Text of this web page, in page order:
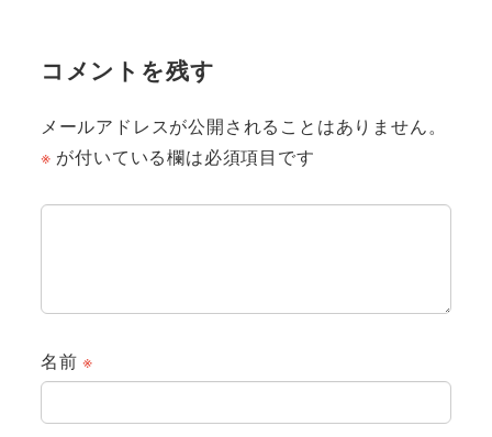
コメントを残す
メールアドレスが公開されることはありません。
※ が付いている欄は必須項目です
名前※